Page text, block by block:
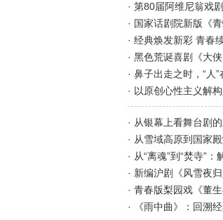
· 第80届阿维尼翁戏
· 国家话剧院新版《
· 经典焕发新彩 青春
· 黑色荒诞喜剧《大
· 鼻子出走之时，“人”
· 从银幕上看舞台剧
· 从“离魂”到“焚寺”
· 新编沪剧《风雪夜
· 青春版梨园戏《董
· 《雨中曲》：回溯